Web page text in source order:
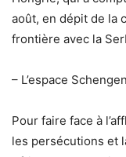
août, en dépit de la
frontière avec la
– L’espace
Pour faire face à
les persécutions et